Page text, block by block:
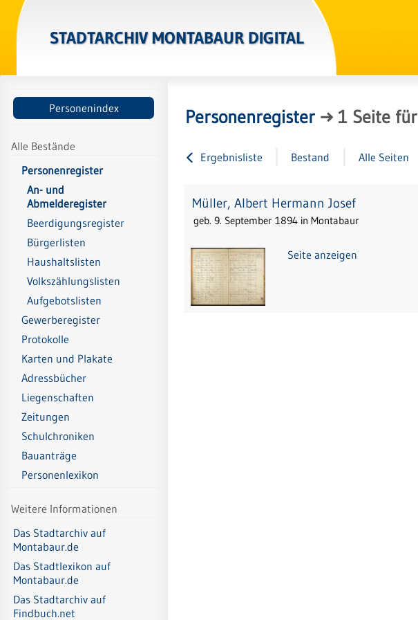
STADTARCHIV MONTABAUR DIGITAL
Personenindex
Alle Bestände
Personenregister
An- und
Abmelderegister
Beerdigungsregister
Bürgerlisten
Haushaltslisten
Volkszählungslisten
Aufgebotslisten
Gewerberegister
Protokolle
Karten und Plakate
Adressbücher
Liegenschaften
Zeitungen
Schulchroniken
Bauanträge
Personenlexikon
Weitere Informationen
Das Stadtarchiv auf
Montabaur.de
Das Stadtlexikon auf
Montabaur.de
Das Stadtarchiv auf
Findbuch.net
Personenregister→1 Seite für
Ergebnisliste Bestand Alle Seiten
Müller, Albert Hermann Josef
geb. 9. September 1894 in Montabaur
Seite anzeigen